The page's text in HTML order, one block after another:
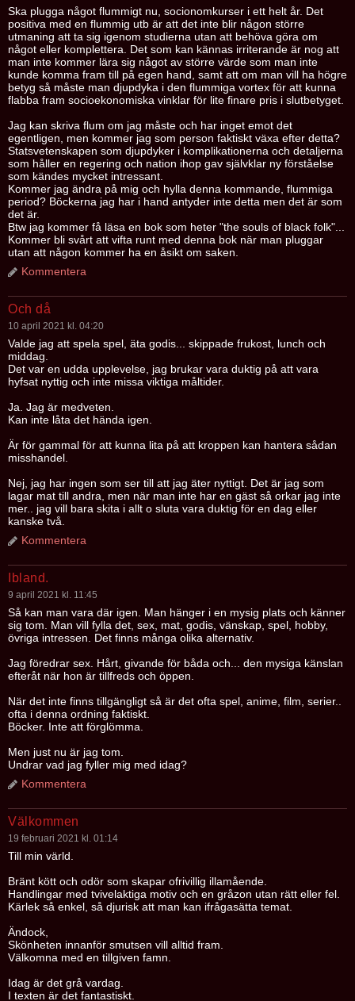
Ska plugga något flummigt nu, socionomkurser i ett helt år. Det
positiva med en flummig utb är att det inte blir någon större
utmaning att ta sig igenom studierna utan att behöva göra om
något eller komplettera. Det som kan kännas irriterande är nog att
man inte kommer lära sig något av större värde som man inte
kunde komma fram till på egen hand, samt att om man vill ha högre
betyg så måste man djupdyka i den flummiga vortex för att kunna
flabba fram socioekonomiska vinklar för lite finare pris i slutbetyget.
Jag kan skriva flum om jag måste och har inget emot det
egentligen, men kommer jag som person faktiskt växa efter detta?
Statsvetenskapen som djupdyker i komplikationerna och detaljerna
som håller en regering och nation ihop gav självklar ny förståelse
som kändes mycket intressant.
Kommer jag ändra på mig och hylla denna kommande, flummiga
period? Böckerna jag har i hand antyder inte detta men det är som
det är.
Btw jag kommer få läsa en bok som heter "the souls of black folk"...
Kommer bli svårt att vifta runt med denna bok när man pluggar
utan att någon kommer ha en åsikt om saken.
Kommentera
Och då
10 april 2021 kl. 04:20
Valde jag att spela spel, äta godis... skippade frukost, lunch och
middag.
Det var en udda upplevelse, jag brukar vara duktig på att vara
hyfsat nyttig och inte missa viktiga måltider.
Ja. Jag är medveten.
Kan inte låta det hända igen.
Är för gammal för att kunna lita på att kroppen kan hantera sådan
misshandel.
Nej, jag har ingen som ser till att jag äter nyttigt. Det är jag som
lagar mat till andra, men när man inte har en gäst så orkar jag inte
mer.. jag vill bara skita i allt o sluta vara duktig för en dag eller
kanske två.
Kommentera
Ibland.
9 april 2021 kl. 11:45
Så kan man vara där igen. Man hänger i en mysig plats och känner
sig tom. Man vill fylla det, sex, mat, godis, vänskap, spel, hobby,
övriga intressen. Det finns många olika alternativ.
Jag föredrar sex. Hårt, givande för båda och... den mysiga känslan
efteråt när hon är tillfreds och öppen.
När det inte finns tillgängligt så är det ofta spel, anime, film, serier..
ofta i denna ordning faktiskt.
Böcker. Inte att förglömma.
Men just nu är jag tom.
Undrar vad jag fyller mig med idag?
Kommentera
Välkommen
19 februari 2021 kl. 01:14
Till min värld.
Bränt kött och odör som skapar ofrivillig illamående.
Handlingar med tvivelaktiga motiv och en gråzon utan rätt eller fel.
Kärlek så enkel, så djurisk att man kan ifrågasätta temat.
Ändock,
Skönheten innanför smutsen vill alltid fram.
Välkomna med en tillgiven famn.
Idag är det grå vardag.
I texten är det fantastiskt.